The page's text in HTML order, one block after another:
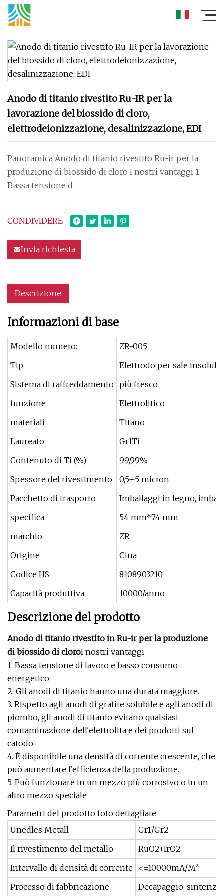
Anodo di titanio rivestito Ru-IR per la
lavorazione del biossido di cloro,
elettrodeionizzazione, desalinizzazione, EDI
Panoramica Anodo di titanio rivestito Ru-ir per la
produzione di biossido di cloro I nostri vantaggi 1.
Bassa tensione d
CONDIVIDERE
Invia richiesta
Descrizione
Informazioni di base
Modello numero:
ZR-005
Tip
Elettrodo per sale
Sistema di raffreddamento più fresco
funzione
Elettrolitico
materiali
Titano
Laureato
Gr1Ti
Contenuto di Ti (%)
99,99%
Spessore del rivestimento
0,5–5 micron.
Pacchetto di trasporto
Imballaggi in legno,
specifica
54 mm*74 mm
marchio
ZR
Origine
Cina
Codice HS
8108903210
Capacità produttiva
10000/anno
Descrizione del prodotto
Anodo di titanio rivestito in Ru-ir per la produzione
di biossido di cloroI nostri vantaggi
1. Bassa tensione di lavoro e basso consumo
energetico;
2. Gli anodi di titanio hanno una durata maggiore.
3. Rispetto agli anodi di grafite solubile e agli anodi di
piombo, gli anodi di titanio evitano qualsiasi
contaminazione dell'elettrolita e dei prodotti sul
catodo.
4. È disponibile una densità di corrente crescente, che
può aumentare l'efficienza della produzione.
5. Può funzionare in un mezzo più corrosivo o in un
altro mezzo speciale
Parametri del prodotto foto dettagliate
Unedles Metall
Gr1/Gr2
Il rivestimento del metallo
RuO2+IrO2
Intervallo di densità di corrente <=10000mA/M²
Processo di fabbricazione
Decapaggio,